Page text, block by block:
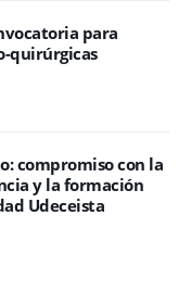
para
quirúrgicas
compromiso con la
y la formación
Udeceista